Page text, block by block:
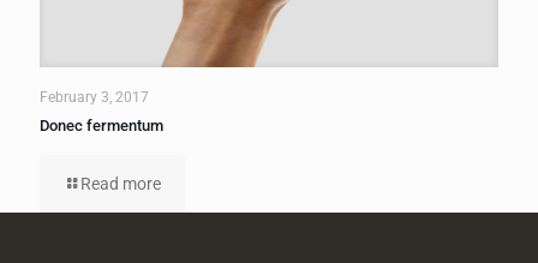
February 3, 2017
Donec fermentum
Read more